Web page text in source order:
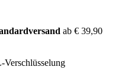
ab € 39,90
Verschlüsselung